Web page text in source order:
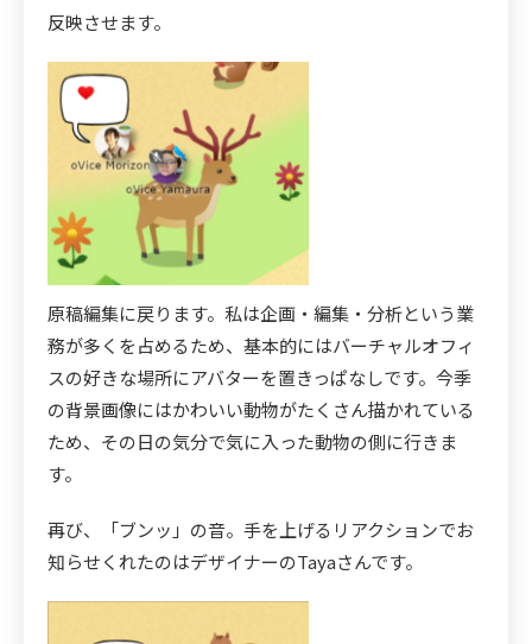
反映させます。
原稿編集に戻ります。私は企画・編集・分析という業
務が多くを占めるため、基本的にはバーチャルオフィ
スの好きな場所にアバターを置きっぱなしです。今季
の背景画像にはかわいい動物がたくさん描かれている
ため、その日の気分で気に入った動物の側に行きま
す。
再び、「ブンッ」の音。手を上げるリアクションでお
知らせくれたのはデザイナーのTayaさんです。